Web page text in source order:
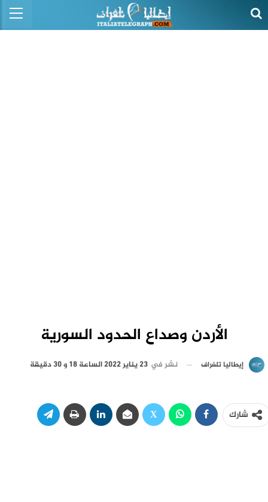
الأردن وصداع الحدود السورية
إيطاليا تلغراف نشر في 23 يناير 2022 الساعة 18 و 30 دقيقة
شارك